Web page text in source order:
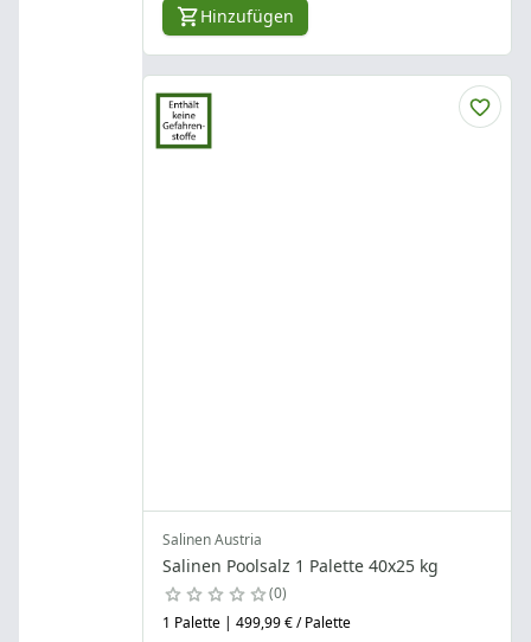
Hinzufügen
Salinen Austria
Salinen Poolsalz 1 Palette 40x25 kg
0
1 Palette | 499,99 € / Palette